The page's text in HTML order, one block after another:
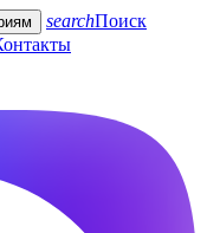
searchПоиск